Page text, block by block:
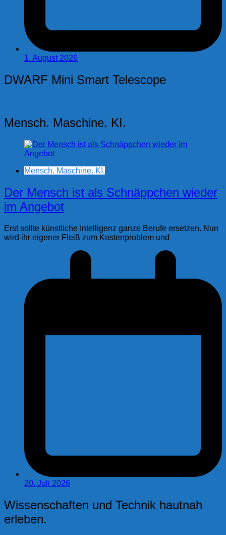
1. August 2026
DWARF Mini Smart Telescope
Mensch. Maschine. KI.
Mensch. Maschine. KI.
Der Mensch ist als Schnäppchen wieder
im Angebot
Erst sollte künstliche Intelligenz ganze Berufe ersetzen. Nun
wird ihr eigener Fleiß zum Kostenproblem und
20. Juli 2026
Wissenschaften und Technik hautnah
erleben.